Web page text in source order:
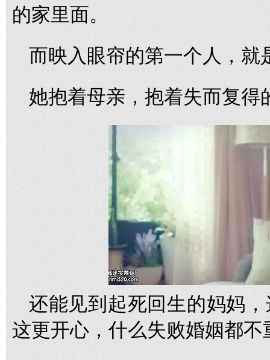
的家里面。
而映入眼帘的第一个人，就
她抱着母亲，抱着失而复得
还能见到起死回生的妈妈
这更开心，什么失败婚姻都不